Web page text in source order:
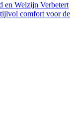
en Welzijn Verbetert
comfort voor de